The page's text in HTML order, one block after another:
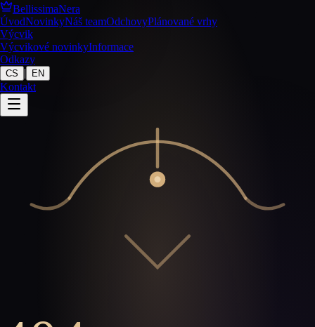
BellissimaNera
ÚvodNovinkyNáš teamOdchovyPlánované vrhy
Výcvik
Výcvikové novinkyInformace
Odkazy
CS | EN
Kontakt